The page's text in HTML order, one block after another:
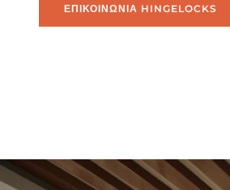
ΕΠΙΚΟΙΝΩΝΊΑ HINGELOCKS